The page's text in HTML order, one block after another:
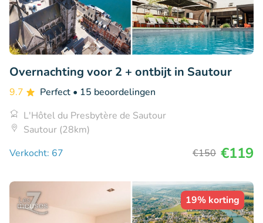
Overnachting voor 2 + ontbijt in Sautour
9.7 Perfect • 15 beoordelingen
L'Hôtel du Presbytère de Sautour
Sautour (28km)
Verkocht: 67
€150 €119
19% korting